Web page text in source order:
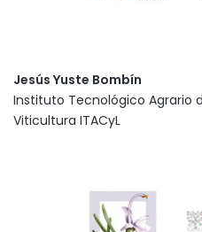
Jesús Yuste Bombín
Instituto Tecnológico Agrario
Viticultura ITACyL